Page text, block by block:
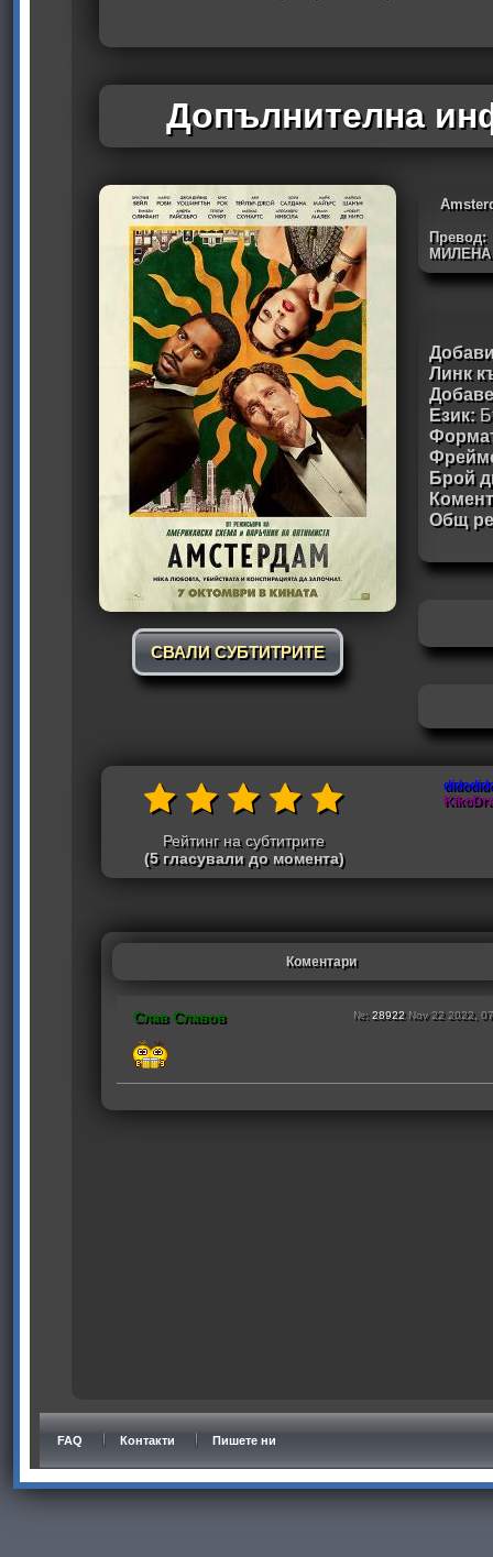
Допълнителна
СВАЛИ СУБТИТРИТЕ
Превод:
Линк
Език:
Брой
Общ
Рейтинг на субтитрите
(5 гласували до момента)
Коментари
Слав Славов №:28922Nov 22 2022,
FAQ Контакти Пишете ни